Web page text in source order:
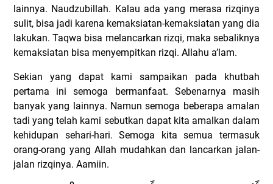
lainnya. Naudzubillah. Kalau ada yang merasa rizqinya
sulit, bisa jadi karena kemaksiatan-kemaksiatan yang dia
lakukan. Taqwa bisa melancarkan rizqi, maka sebaliknya
kemaksiatan bisa menyempitkan rizqi. Allahu a’lam.
Sekian yang dapat kami sampaikan pada khutbah
pertama ini semoga bermanfaat. Sebenarnya masih
banyak yang lainnya. Namun semoga beberapa amalan
tadi yang telah kami sebutkan dapat kita amalkan dalam
kehidupan sehari-hari. Semoga kita semua termasuk
orang-orang yang Allah mudahkan dan lancarkan jalan-
jalan rizqinya. Aamiin.